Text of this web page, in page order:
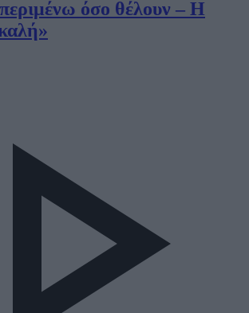
όσο θέλουν – Η